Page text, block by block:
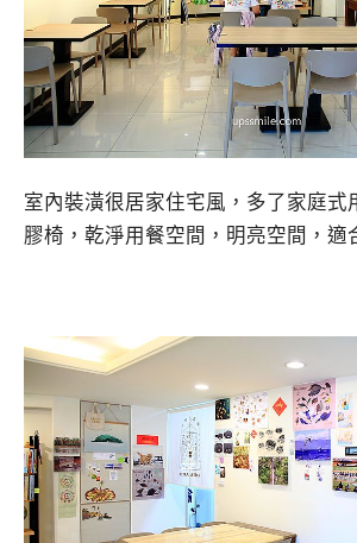
室內裝潢很居家住宅風，多了家庭式
膠椅，乾淨用餐空間，明亮空間，適